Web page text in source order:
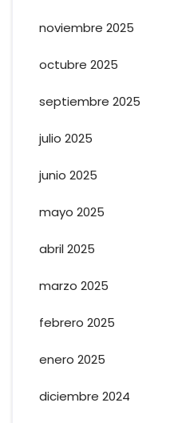
noviembre 2025
octubre 2025
septiembre 2025
julio 2025
junio 2025
mayo 2025
abril 2025
marzo 2025
febrero 2025
enero 2025
diciembre 2024